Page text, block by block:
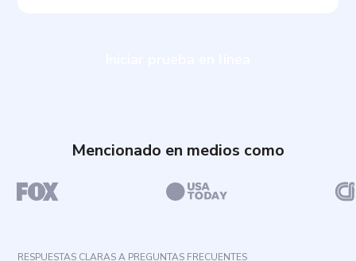
Mencionado en medios como
RESPUESTAS CLARAS A PREGUNTAS FRECUENTES